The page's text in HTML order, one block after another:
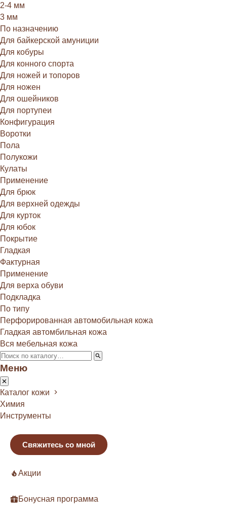
2-4 мм
3 мм
По назначению
Для байкерской амуниции
Для кобуры
Для конного спорта
Для ножей и топоров
Для ножен
Для ошейников
Для портупеи
Конфигурация
Воротки
Пола
Полукожи
Кулаты
Применение
Для брюк
Для верхней одежды
Для курток
Для юбок
Покрытие
Гладкая
Фактурная
Применение
Для верха обуви
Подкладка
По типу
Перфорированная автомобильная кожа
Гладкая автомбильная кожа
Вся мебельная кожа
Меню
Каталог кожи
Химия
Инструменты
Свяжитесь со мной
Акции
Бонусная программа